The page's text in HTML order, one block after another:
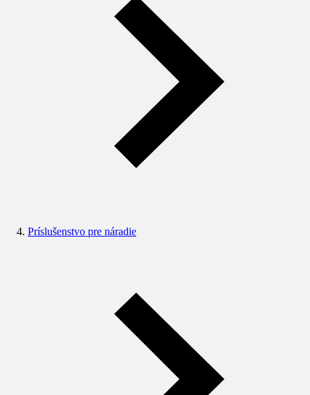
Príslušenstvo pre náradie